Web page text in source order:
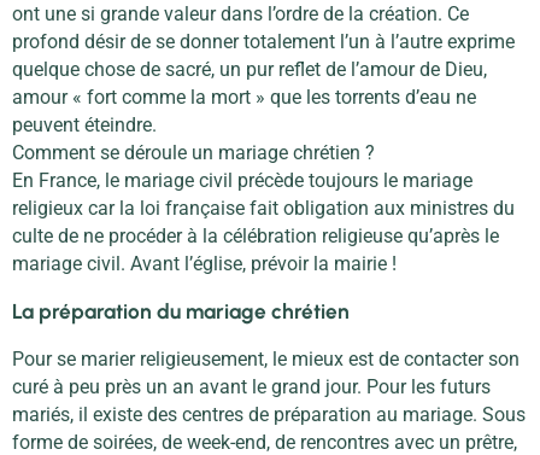
ont une si grande valeur dans l’ordre de la création. Ce
profond désir de se donner totalement l’un à l’autre exprime
quelque chose de sacré, un pur reflet de l’amour de Dieu,
amour « fort comme la mort » que les torrents d’eau ne
peuvent éteindre.
Comment se déroule un mariage chrétien ?
En France, le mariage civil précède toujours le mariage
religieux car la loi française fait obligation aux ministres du
culte de ne procéder à la célébration religieuse qu’après le
mariage civil. Avant l’église, prévoir la mairie !
La préparation du mariage chrétien
Pour se marier religieusement, le mieux est de contacter son
curé à peu près un an avant le grand jour. Pour les futurs
mariés, il existe des centres de préparation au mariage. Sous
forme de soirées, de week-end, de rencontres avec un prêtre,